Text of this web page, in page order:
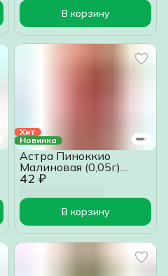
В корзину
Хит
Новинка
42 ₽
Астра Пиноккио
Малиновая (0,05г)
Аэлит
В корзину